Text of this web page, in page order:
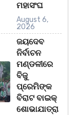
ମହାସଂଘ
August 6,
2026
ଜୟଦେବ
ନିର୍ବାଚନ
ମଣ୍ଡଳୀରେ
ବିଜୁ
ପ୍ରେମିଙ୍କ
ବିରାଟ ବାଇକ୍
ଶୋଭାଯାତ୍ରା